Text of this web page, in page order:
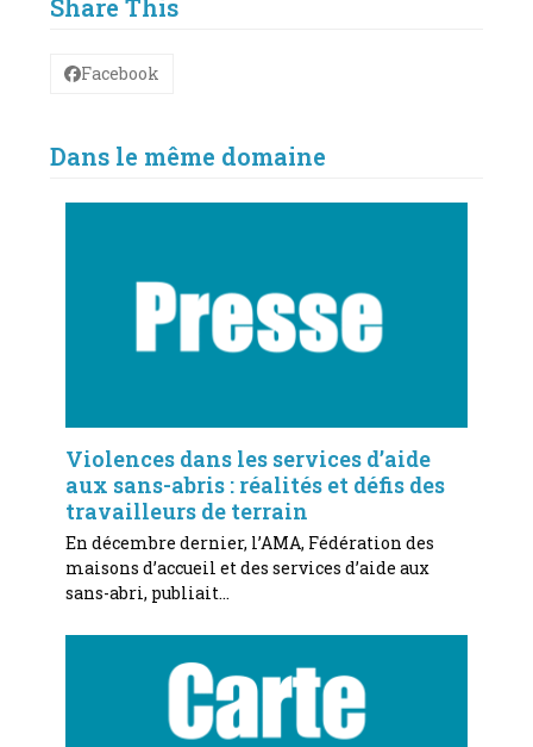
Share This
Facebook
Dans le même domaine
Violences dans les services d’aide
aux sans-abris : réalités et défis des
travailleurs de terrain
En décembre dernier, l’AMA, Fédération des
maisons d’accueil et des services d’aide aux
sans-abri, publiait…